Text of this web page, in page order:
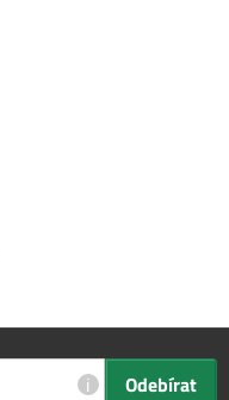
i Odebírat